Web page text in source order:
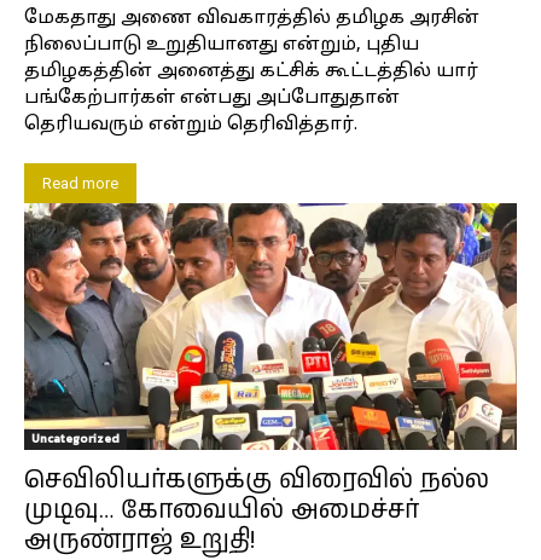
மேகதாது அணை விவகாரத்தில் தமிழக அரசின்
நிலைப்பாடு உறுதியானது என்றும், புதிய
தமிழகத்தின் அனைத்து கட்சிக் கூட்டத்தில் யார்
பங்கேற்பார்கள் என்பது அப்போதுதான்
தெரியவரும் என்றும் தெரிவித்தார்.
Read more
Uncategorized
செவிலியர்களுக்கு விரைவில் நல்ல
முடிவு… கோவையில் அமைச்சர்
அருண்ராஜ் உறுதி!